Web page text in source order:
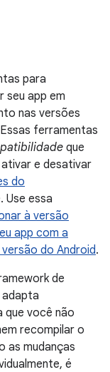
para
seu app em
nas versões
ferramentas
que
e desativar
do
Use essa
à versão
app com a
do Android.
de
que você não
recompilar o
as mudanças
é